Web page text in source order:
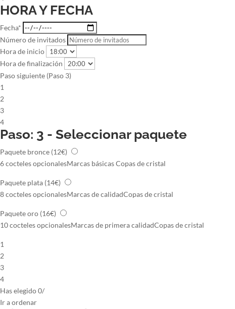
HORA Y FECHA
Fecha*
Número de invitados
Hora de inicio
Hora de finalización
Paso siguiente (Paso 3)
1
2
3
4
Paso: 3 - Seleccionar paquete
Paquete bronce (12€)
6 cocteles opcionalesMarcas básicasCopas de cristal
Paquete plata (14€)
8 cocteles opcionalesMarcas de calidadCopas de cristal
Paquete oro (16€)
10 cocteles opcionalesMarcas de primera calidadCopas de cristal
1
2
3
4
Has elegido0/
Ira ordenar